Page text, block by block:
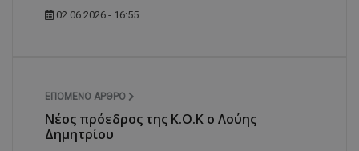
02.06.2026 - 16:55
ΕΠΌΜΕΝΟ ΆΡΘΡΟ
Νέος πρόεδρος της Κ.Ο.Κ ο Λούης
Δημητρίου